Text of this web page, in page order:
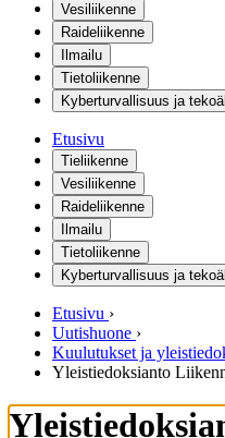
Vesiliikenne
Raideliikenne
Ilmailu
Tietoliikenne
Kyberturvallisuus ja
Etusivu
Tieliikenne
Vesiliikenne
Raideliikenne
Ilmailu
Tietoliikenne
Kyberturvallisuus ja
Etusivu ›
Uutishuone ›
Kuulutukset ja
Yleistiedoksianto